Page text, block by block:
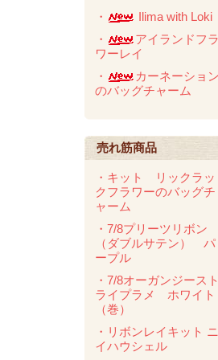
・
Ilima with Loki
・
アイランドフラ
ワーレイ
・
カーネーション
のバッグチャーム
売れ筋商品
・キット リックラッ
クフラワーのバッグチ
ャーム
・7/8プリーツリボン
（ダブルサテン） パ
ープル
・7/8オーガンジースト
ライプラメ ホワイト
（巻）
・リボンレイキット ニ
イハウシェル